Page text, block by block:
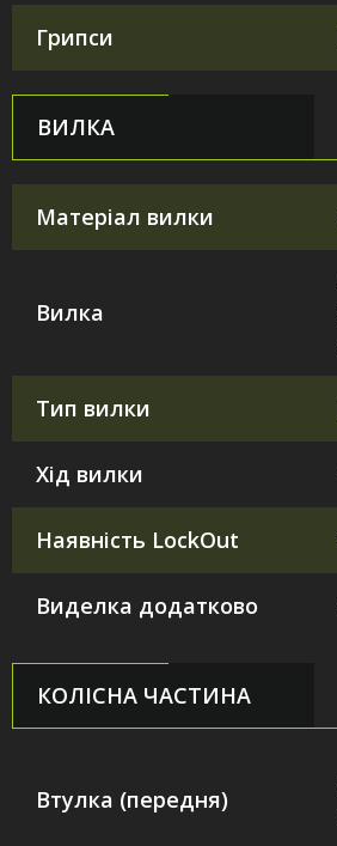
Грипси
ВИЛКА
Матеріал вилки
Вилка
Тип вилки
Хід вилки
Наявність LockOut
Виделка додатково
КОЛІСНА ЧАСТИНА
Втулка (передня)